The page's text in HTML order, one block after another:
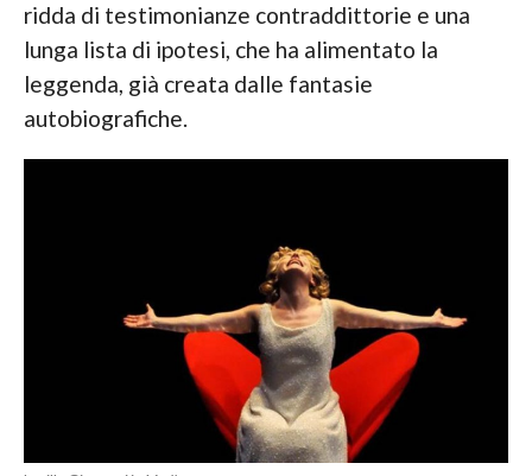
ridda di testimonianze contraddittorie e una
lunga lista di ipotesi, che ha alimentato la
leggenda, già creata dalle fantasie
autobiografiche.